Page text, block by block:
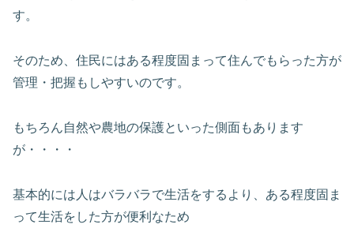
す。
そのため、住民にはある程度固まって住んでもらった方が
管理・把握もしやすいのです。
もちろん自然や農地の保護といった側面もあります
が・・・・
基本的には人はバラバラで生活をするより、ある程度固ま
って生活をした方が便利なため